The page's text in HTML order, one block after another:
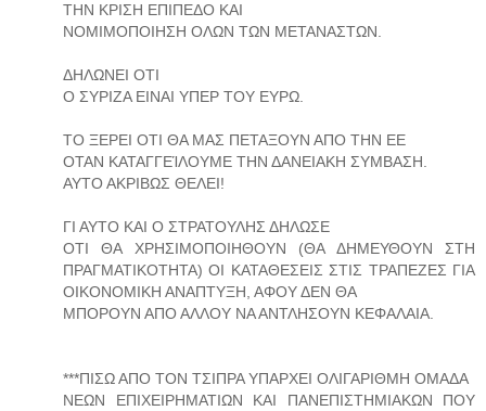
ΤΗΝ ΚΡΙΣΗ ΕΠΙΠΕΔΟ ΚΑΙ
ΝΟΜΙΜΟΠΟΙΗΣΗ ΟΛΩΝ ΤΩΝ ΜΕΤΑΝΑΣΤΩΝ.
ΔΗΛΩΝΕΙ ΟΤΙ
Ο ΣΥΡΙΖΑ ΕΙΝΑΙ ΥΠΕΡ ΤΟΥ ΕΥΡΩ.
ΤΟ ΞΕΡΕΙ ΟΤΙ ΘΑ ΜΑΣ ΠΕΤΑΞΟΥΝ ΑΠΟ ΤΗΝ ΕΕ
ΟΤΑΝ ΚΑΤΑΓΓΕΊΛΟΥΜΕ ΤΗΝ ΔΑΝΕΙΑΚΗ ΣΥΜΒΑΣΗ.
ΑΥΤΟ ΑΚΡΙΒΩΣ ΘΕΛΕΙ!
ΓΙ ΑΥΤΟ ΚΑΙ Ο ΣΤΡΑΤΟΥΛΗΣ ΔΗΛΩΣΕ
ΟΤΙ ΘΑ ΧΡΗΣΙΜΟΠΟΙΗΘΟΥΝ (ΘΑ ΔΗΜΕΥΘΟΥΝ ΣΤΗ
ΠΡΑΓΜΑΤΙΚΟΤΗΤΑ) ΟΙ ΚΑΤΑΘΕΣΕΙΣ ΣΤΙΣ ΤΡΑΠΕΖΕΣ ΓΙΑ
ΟΙΚΟΝΟΜΙΚΗ ΑΝΑΠΤΥΞΗ, ΑΦΟΥ ΔΕΝ ΘΑ
ΜΠΟΡΟΥΝ ΑΠΟ ΑΛΛΟΥ ΝΑ ΑΝΤΛΗΣΟΥΝ ΚΕΦΑΛΑΙΑ.
***ΠΙΣΩ ΑΠΟ ΤΟΝ ΤΣΙΠΡΑ ΥΠΑΡΧΕΙ ΟΛΙΓΑΡΙΘΜΗ ΟΜΑΔΑ
ΝΕΩΝ ΕΠΙΧΕΙΡΗΜΑΤΙΩΝ ΚΑΙ ΠΑΝΕΠΙΣΤΗΜΙΑΚΩΝ ΠΟΥ